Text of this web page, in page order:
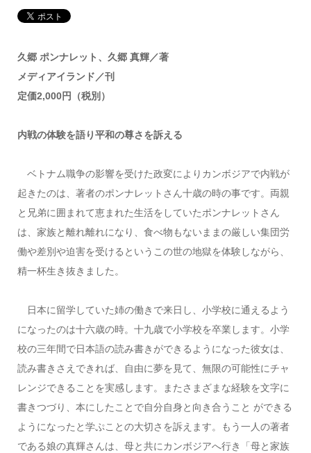
久郷 ポンナレット、久郷 真輝／著
メディアイランド／刊
定価2,000円（税別）
内戦の体験を語り平和の尊さを訴える
ベトナム職争の影響を受けた政変によりカンボジアで内戦が
起きたのは、著者のポンナレットさん十歳の時の事です。両親
と兄弟に囲まれて恵まれた生活をしていたポンナレットさん
は、家族と離れ離れになり、食べ物もないままの厳しい集団労
働や差別や迫害を受けるというこの世の地獄を体験しながら、
精一杯生き抜きました。
日本に留学していた姉の働きで来日し、小学校に通えるよう
になったのは十六歳の時。十九歳で小学校を卒業します。小学
校の三年間で日本語の読み書きができるようになった彼女は、
読み書きさえできれば、自由に夢を見て、無限の可能性にチャ
レンジできることを実感します。またさまざまな経験を文字に
書きつづり、本にしたことで自分自身と向き合うこと ができる
ようになったと学ぷことの大切さを訴えます。もう一人の著者
である娘の真輝さんは、母と共にカンボジアへ行き「母と家族